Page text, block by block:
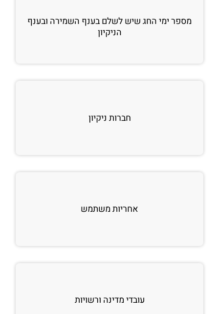
מספר ימי החג שיש לשלם בענף השמירה ובענף
הניקיון
חברות ניקיון
אחריות משתמש
עובדי מדינה ורשויות